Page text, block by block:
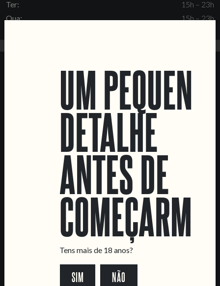
Ter:
15h – 23h
Qua:
15h – 23h
SEGUE DOIS CORVOS MARVILA
MENUS
UM PEQUENO
DETALHE
ANTES DE
Tens mais de 18 anos?
SIM NÃO